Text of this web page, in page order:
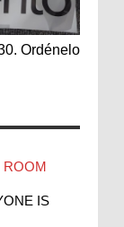
Ordénelo
ROOM
IS